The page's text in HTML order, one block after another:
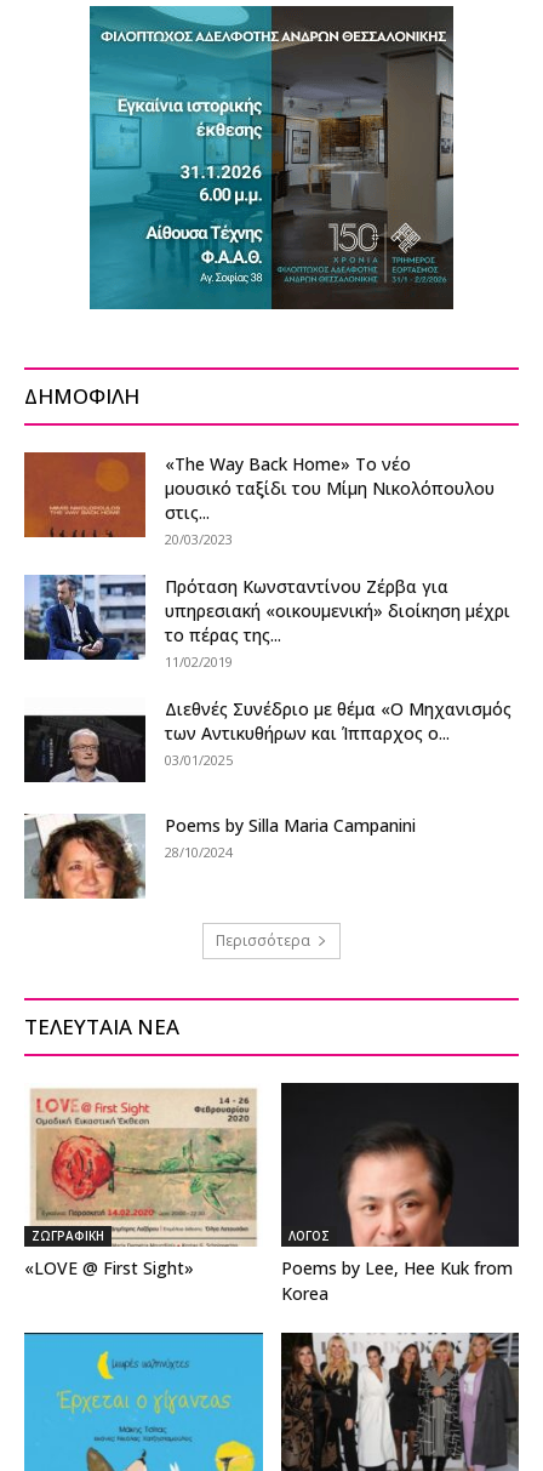
ΔΗΜΟΦΙΛΗ
«The Way Back Home» Tο νέο
μουσικό ταξίδι του Μίμη Νικολόπουλου
στις...
20/03/2023
Πρόταση Κωνσταντίνου Ζέρβα για
υπηρεσιακή «οικουμενική» διοίκηση μέχρι
το πέρας της...
11/02/2019
Διεθνές Συνέδριο με θέμα «Ο Μηχανισμός
των Αντικυθήρων και Ίππαρχος ο...
03/01/2025
Poems by Silla Maria Campanini
28/10/2024
Περισσότερα
ΤΕΛΕΥΤΑΙΑ ΝΕΑ
ΖΩΓΡΑΦΙΚΗ
«LOVE @ First Sight»
ΛΟΓΟΣ
Poems by Lee, Hee Kuk from
Korea